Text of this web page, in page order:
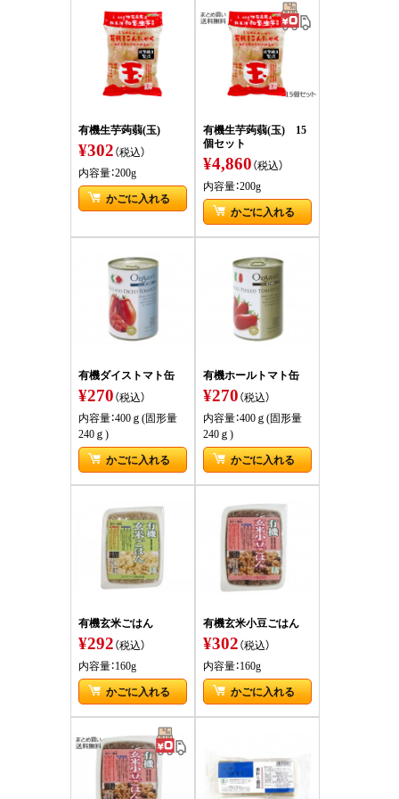
有機生芋蒟蒻(玉)
¥302（税込）
内容量：200g
かごに入れる
有機生芋蒟蒻(玉) 15
個セット
¥4,860（税込）
内容量：200g
かごに入れる
有機ダイストマト缶
¥270（税込）
内容量：400ｇ(固形量
240ｇ)
かごに入れる
有機ホールトマト缶
¥270（税込）
内容量：400ｇ(固形量
240ｇ)
かごに入れる
有機玄米ごはん
¥292（税込）
内容量：160g
かごに入れる
有機玄米小豆ごはん
¥302（税込）
内容量：160g
かごに入れる